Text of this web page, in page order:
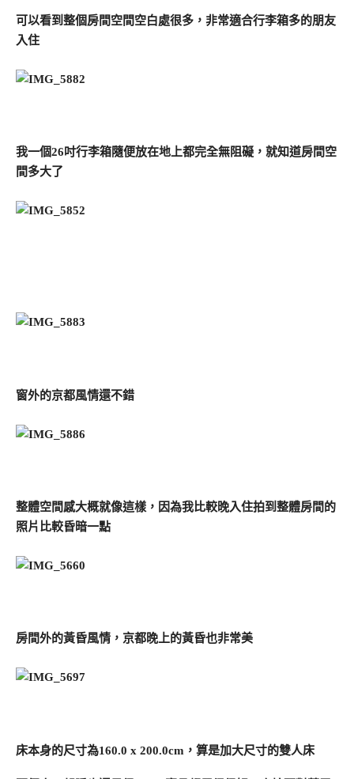
可以看到整個房間空間空白處很多，非常適合行李箱多的朋友
入住
我一個26吋行李箱隨便放在地上都完全無阻礙，就知道房間空
間多大了
窗外的京都風情還不錯
整體空間感大概就像這樣，因為我比較晚入住拍到整體房間的
照片比較昏暗一點
房間外的黃昏風情，京都晚上的黃昏也非常美
床本身的尺寸為160.0 x 200.0cm，算是加大尺寸的雙人床